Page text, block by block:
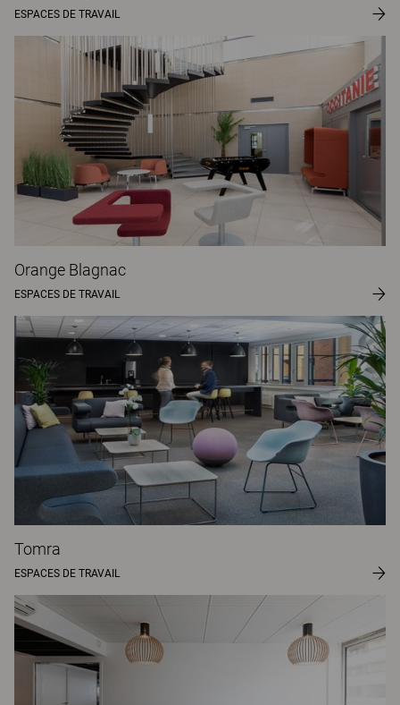
ESPACES DE TRAVAIL
Orange Blagnac
ESPACES DE TRAVAIL
Tomra
ESPACES DE TRAVAIL